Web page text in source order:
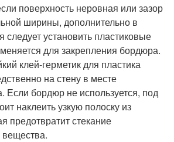
поверхность неровная или зазор
ширины, дополнительно в
установить пластиковые
для закрепления бордюра.
клей-герметик для пластика
на стену в месте
Если бордюр не используется, под
наклеить узкую полоску из
предотвратит стекание